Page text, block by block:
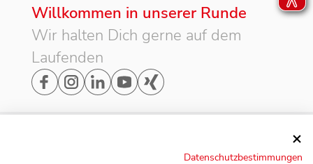
Willkommen in unserer Runde
Wir halten Dich gerne auf dem
Laufenden
Datenschutzbestimmungen